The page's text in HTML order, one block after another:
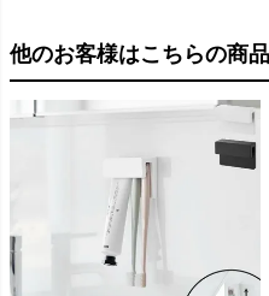
他のお客様はこちらの商